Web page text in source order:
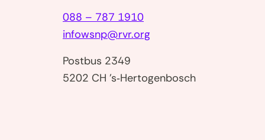
088 – 787 1910
infowsnp@rvr.org
Postbus 2349
5202 CH 's‑Hertogenbosch